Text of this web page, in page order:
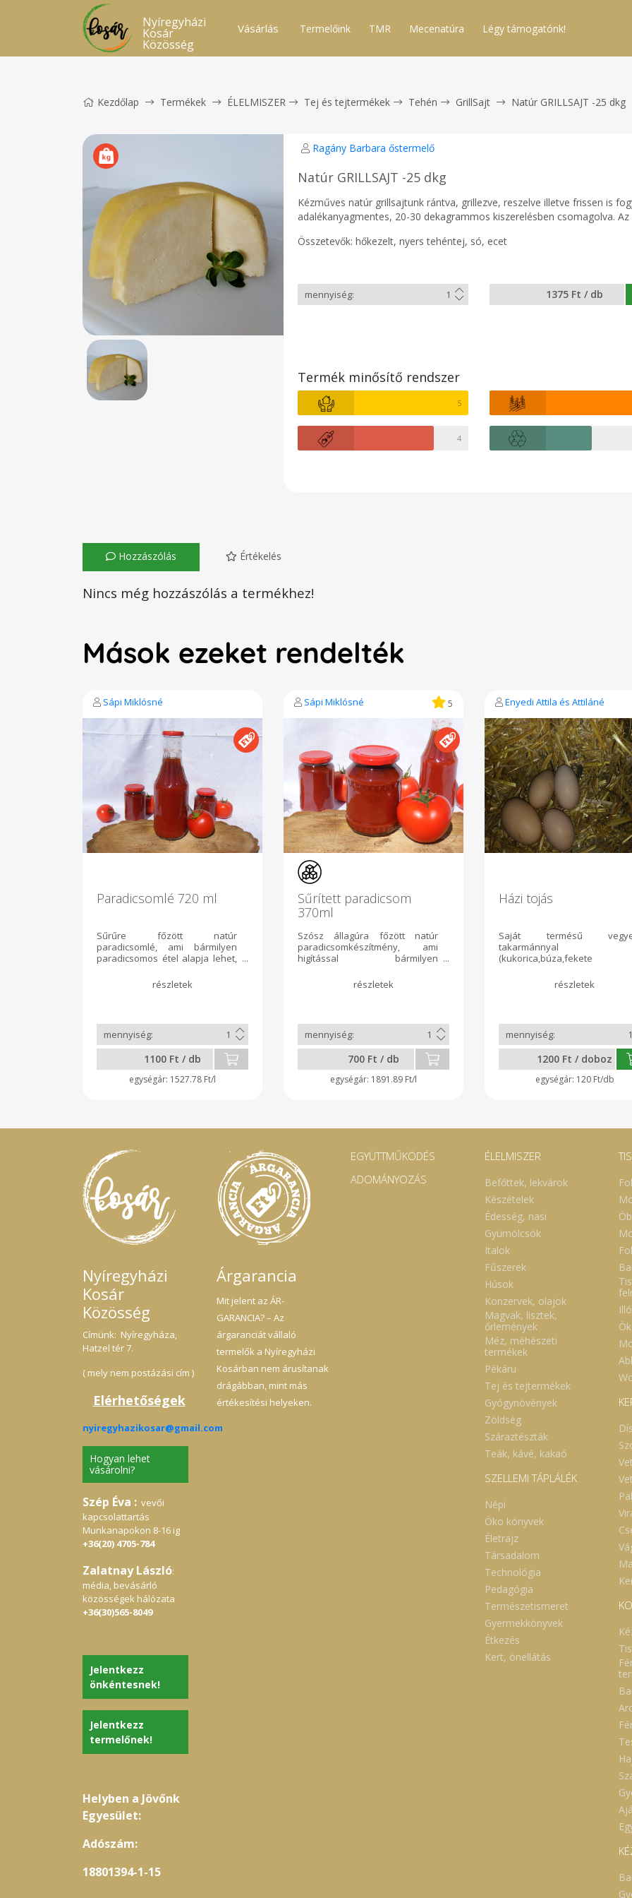
Nyíregyházi
Kosár
Közösség
Vásárlás Termelőink TMR Mecenatúra Légy támogatónk!
Kezdőlap Termékek ÉLELMISZER Tej és tejtermékek Tehén GrillSajt Natúr GRILLSAJT -25 dkg
Ragány Barbara őstermelő
Natúr GRILLSAJT -25 dkg
Kézműves natúr grillsajtunk rántva, grillezve, reszelve illetve frissen is
adalékanyagmentes, 20-30 dekagrammos kiszerelésben csomagolva.
Összetevők: hőkezelt, nyers tehéntej, só, ecet
1375 Ft / db
Termék minősítő rendszer
5
4
Hozzászólás Értékelés
Nincs még hozzászólás a termékhez!
Mások ezeket rendelték
Sápi Miklósné
Paradicsomlé 720 ml
Sűrűre főzött natúr
paradicsomlé, ami bármilyen
paradicsomos étel alapja lehet,
vagy bármi, amihez fel szeretné
használni. Saját kertünkben
sűrű lé került az üvegekbe,
kevés na-benzoátot tartalmaz.
1100 Ft / db
1527.78 Ft/l
Sápi Miklósné 5
Sűrített paradicsom
370ml
Szósz állagúra főzött natúr
paradicsomkészítmény, ami
higítással bármilyen
Sót, cukrot, fűszereket nem
tartalmaz. Legalább háromféle
tettem bele.
700 Ft / db
1891.89 Ft/l
Enyedi Attila és Attiláné
Házi tojás
Saját termésű
takarmánnyal
(kukorica,búza,fekete
etetett, szabadtartású
tyúktojás 10 db/
1200 Ft / doboz
120 Ft/db
Nyíregyházi
Kosár
Közösség
Címünk: Nyíregyháza,
Hatzel tér 7.
( mely nem postázási cím )
Elérhetőségek
nyiregyhazikosar@gmail.com
Hogyan lehet
vásárolni?
Szép Éva : vevői
kapcsolattartás
Munkanapokon 8-16 ig
+36(20) 4705-784
Zalatnay László:
média, bevásárló
közösségek hálózata
+36(30)565-8049
Jelentkezz
önkéntesnek!
Jelentkezz
termelőnek!
Helyben a Jövőnk
Egyesület:
Adószám:
18801394-1-15
Árgarancia
Mit jelent az ÁR-
GARANCIA? – Az
árgaranciát vállaló
termelők a Nyíregyházi
Kosárban nem árusítanak
drágábban, mint más
értékesítési helyeken.
EGYÜTTMŰKÖDÉS
ADOMÁNYOZÁS
ÉLELMISZER
Befőttek, lekvárok
Készételek
Édesség, nasi
Gyümölcsök
Italok
Fűszerek
Húsok
Konzervek, olajok
Magvak, lisztek,
őrlemények
Méz, méhészeti
termékek
Pékáru
Tej és tejtermékek
Gyógynövények
Zöldség
Száraztészták
Teák, kávé, kakaó
SZELLEMI TÁPLÁLÉK
Népi
Öko könyvek
Életrajz
Társadalom
Technológia
Pedagógia
Természetismeret
Gyermekkönyvek
Étkezés
Kert, önellátás